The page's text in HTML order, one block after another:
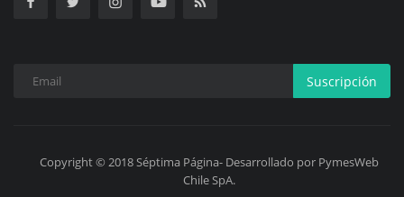
Suscripción
Copyright © 2018 Séptima Página- Desarrollado por PymesWeb
Chile SpA.